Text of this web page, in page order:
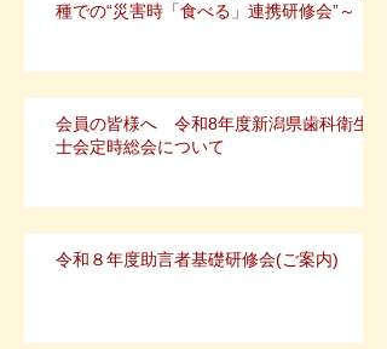
種での“災害時「食べる」連携研修会”～
会員の皆様へ 令和8年度新潟県歯科衛生
士会定時総会について
令和８年度助言者基礎研修会(ご案内)